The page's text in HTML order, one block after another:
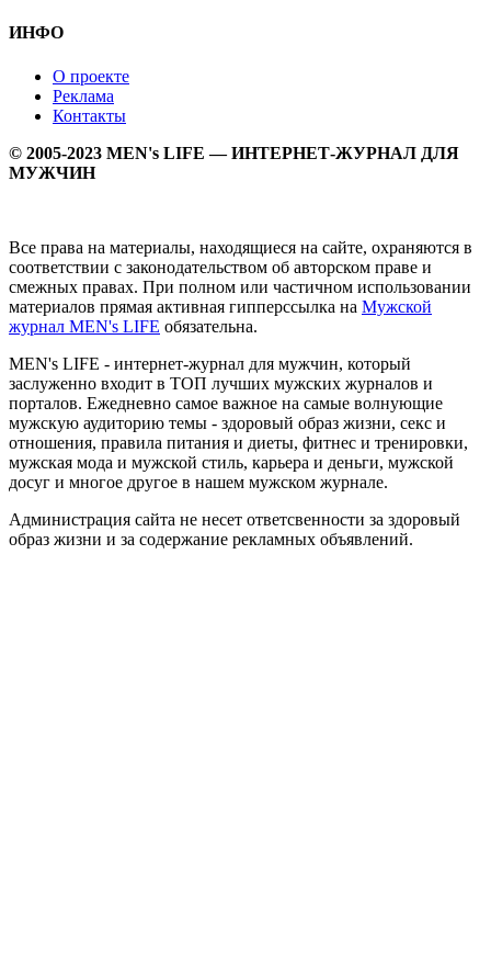
ИНФО
О проекте
Реклама
Контакты
© 2005-2023 MEN's LIFE — ИНТЕРНЕТ-ЖУРНАЛ ДЛЯ
МУЖЧИН
Все права на материалы, находящиеся на сайте, охраняются в
соответствии с законодательством об авторском праве и
смежных правах. При полном или частичном использовании
материалов прямая активная гипперссылка на Мужской
журнал MEN's LIFE обязательна.
MEN's LIFE - интернет-журнал для мужчин, который
заслуженно входит в ТОП лучших мужских журналов и
порталов. Ежедневно самое важное на самые волнующие
мужскую аудиторию темы - здоровый образ жизни, секс и
отношения, правила питания и диеты, фитнес и тренировки,
мужская мода и мужской стиль, карьера и деньги, мужской
досуг и многое другое в нашем мужском журнале.
Администрация сайта не несет ответсвенности за здоровый
образ жизни и за содержание рекламных объявлений.